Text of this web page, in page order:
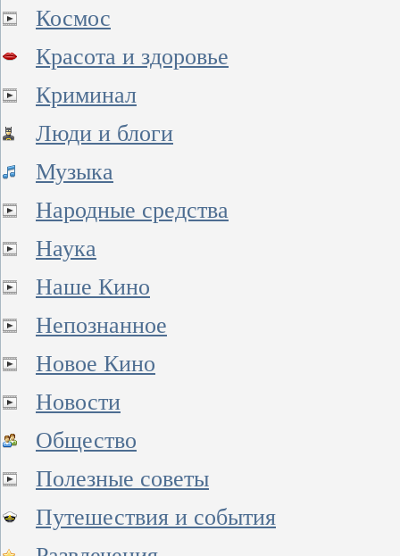
Космос
Красота и здоровье
Криминал
Люди и блоги
Музыка
Народные средства
Наука
Наше Кино
Непознанное
Новое Кино
Новости
Общество
Полезные советы
Путешествия и события